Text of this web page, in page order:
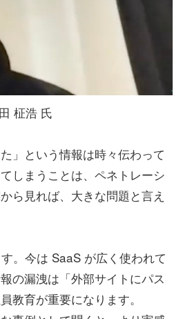
柾浩 氏
」という情報は時々伝わって
しまうことは、ペネトレーシ
ら見れば、大きな問題と言え
。今は SaaS が広く使われて
の漏洩は「外部サイトにパス
教育が重要になります。